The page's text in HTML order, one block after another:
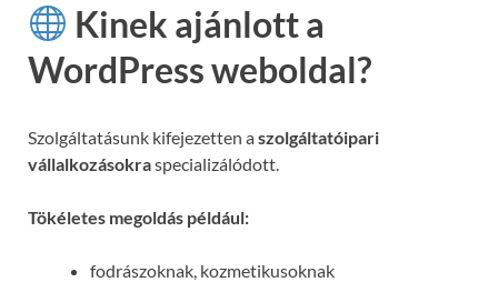
Kinek ajánlott a
WordPress weboldal?
Szolgáltatásunk kifejezetten aszolgáltatóipari
vállalkozásokraspecializálódott.
Tökéletes megoldás például:
fodrászoknak, kozmetikusoknak